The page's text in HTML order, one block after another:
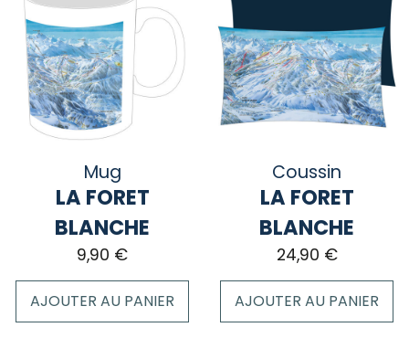
plusieurs
variations.
Les
options
peuvent
être
choisies
Mug
LA FORET
BLANCHE
9,90 €
AJOUTER AU PANIER
Coussin
LA FORET
BLANCHE
24,90 €
AJOUTER AU PANIER